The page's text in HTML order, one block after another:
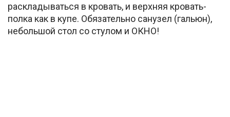
раскладываться в кровать, и верхняя кровать-
полка как в купе. Обязательно санузел (гальюн),
небольшой стол со стулом и ОКНО!